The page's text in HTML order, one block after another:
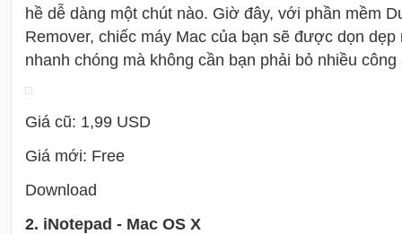
hề dễ dàng một chút nào. Giờ đây, với phần mềm
Remover, chiếc máy Mac của bạn sẽ được dọn dẹp
nhanh chóng mà không cần bạn phải bỏ nhiều
Giá cũ: 1,99 USD
Giá mới: Free
Download
2. iNotepad - Mac OS X